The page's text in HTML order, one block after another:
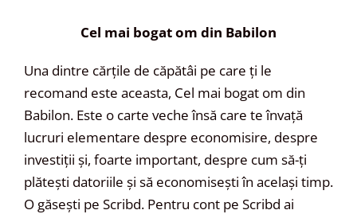
Cel mai bogat om din Babilon
Una dintre cărțile de căpătâi pe care ți le
recomand este aceasta, Cel mai bogat om din
Babilon. Este o carte veche însă care te învață
lucruri elementare despre economisire, despre
investiții și, foarte important, despre cum să-ți
plătești datoriile și să economisești în același timp.
O găsești pe Scribd. Pentru cont pe Scribd ai